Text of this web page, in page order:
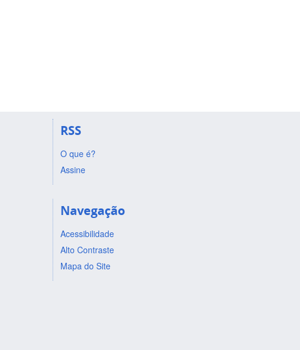
RSS
O que é?
Assine
Navegação
Acessibilidade
Alto Contraste
Mapa do Site